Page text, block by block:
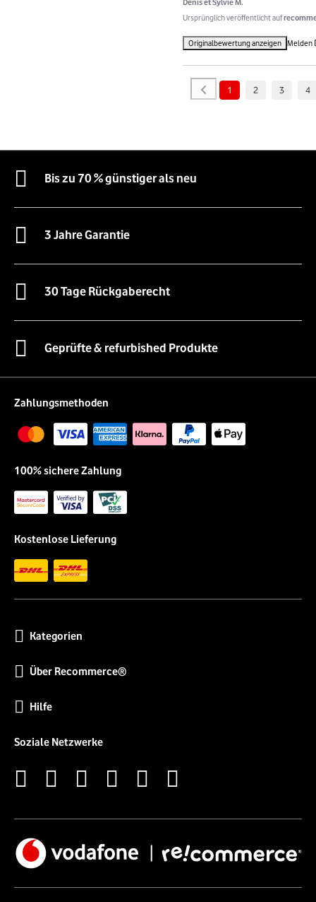
Ursprünglich veröffentlicht auf
Originalbewertung anzeigen Melden
1 2 3 4
Bis zu 70 % günstiger als neu
3 Jahre Garantie
30 Tage Rückgaberecht
Geprüfte & refurbished Produkte
Zahlungsmethoden
100% sichere Zahlung
Kostenlose Lieferung
Kategorien
Über Recommerce®
Hilfe
Soziale Netzwerke